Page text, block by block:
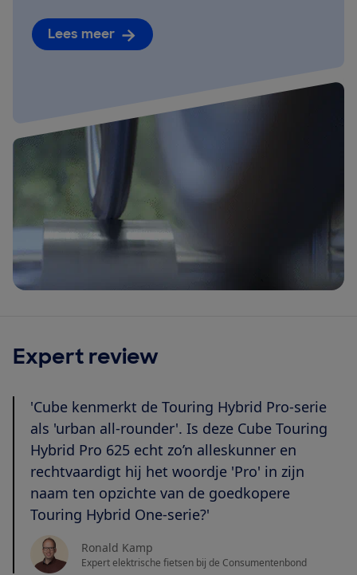
Lees meer
Expert review
'Cube kenmerkt de Touring Hybrid Pro-serie
als 'urban all-rounder'. Is deze Cube Touring
Hybrid Pro 625 echt zo’n alleskunner en
rechtvaardigt hij het woordje 'Pro' in zijn
naam ten opzichte van de goedkopere
Touring Hybrid One-serie?'
Ronald Kamp
Expert elektrische fietsen bij de Consumentenbond